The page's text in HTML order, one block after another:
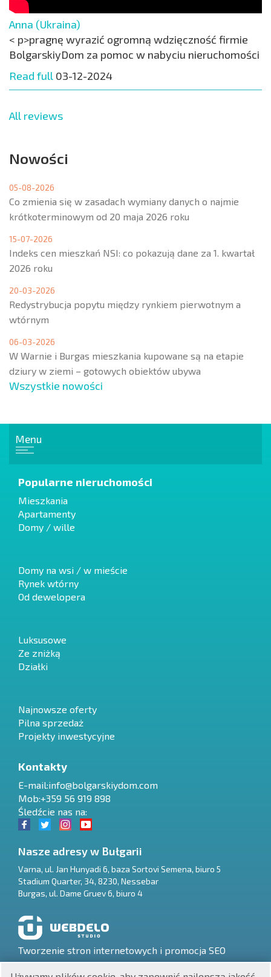
$
₽
PL
Anna (Ukraina)
< p>pragnę wyrazić ogromną wdzięczność firmie
BolgarskiyDom za pomoc w nabyciu nieruchomości
Read full 03-12-2024
All reviews
Nowości
05-08-2026
Co zmienia się w zasadach wymiany danych o najmie
krótkoterminowym od 20 maja 2026 roku
15-07-2026
Indeks cen mieszkań NSI: co pokazują dane za 1. kwartał
2026 roku
20-03-2026
Redystrybucja popytu między rynkiem pierwotnym a
wtórnym
06-03-2026
W Warnie i Burgas mieszkania kupowane są na etapie
dziury w ziemi – gotowych obiektów ubywa
Wszystkie nowości
Menu
Popularne nieruchomości
Mieszkania
Apartamenty
Domy / wille
Domy na wsi / w mieście
Rynek wtórny
Od dewelopera
Luksusowe
Ze zniżką
Działki
Najnowsze oferty
Pilna sprzedaż
Projekty inwestycyjne
Kontakty
E-mail:info@bolgarskiydom.com
Mob:+359 56 919 898
Śledźcie nas na:
Nasze adresy w Bułgarii
Varna, ul. Jan Hunyadi 6, baza Sortovi Semena, biuro 5
Stadium Quarter, 34, 8230, Nessebar
Burgas, ul. Dame Gruev 6, biuro 4
Tworzenie stron internetowych i promocja SEO